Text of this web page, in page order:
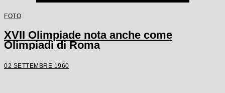
FOTO
XVII Olimpiade nota anche come
Olimpiadi di Roma
02 SETTEMBRE 1960